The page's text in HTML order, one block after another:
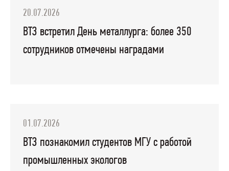
20.07.2026
ВТЗ встретил День металлурга: более 350
сотрудников отмечены наградами
01.07.2026
ВТЗ познакомил студентов МГУ с работой
промышленных экологов